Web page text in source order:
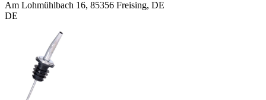
Am Lohmühlbach 16, 85356 Freising, DE
DE